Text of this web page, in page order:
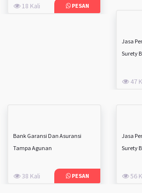
18 Kali PESAN
Jasa
Surety
47
Bank Garansi Dan Asuransi
Tampa Agunan
38 Kali PESAN
Jasa
Surety
56